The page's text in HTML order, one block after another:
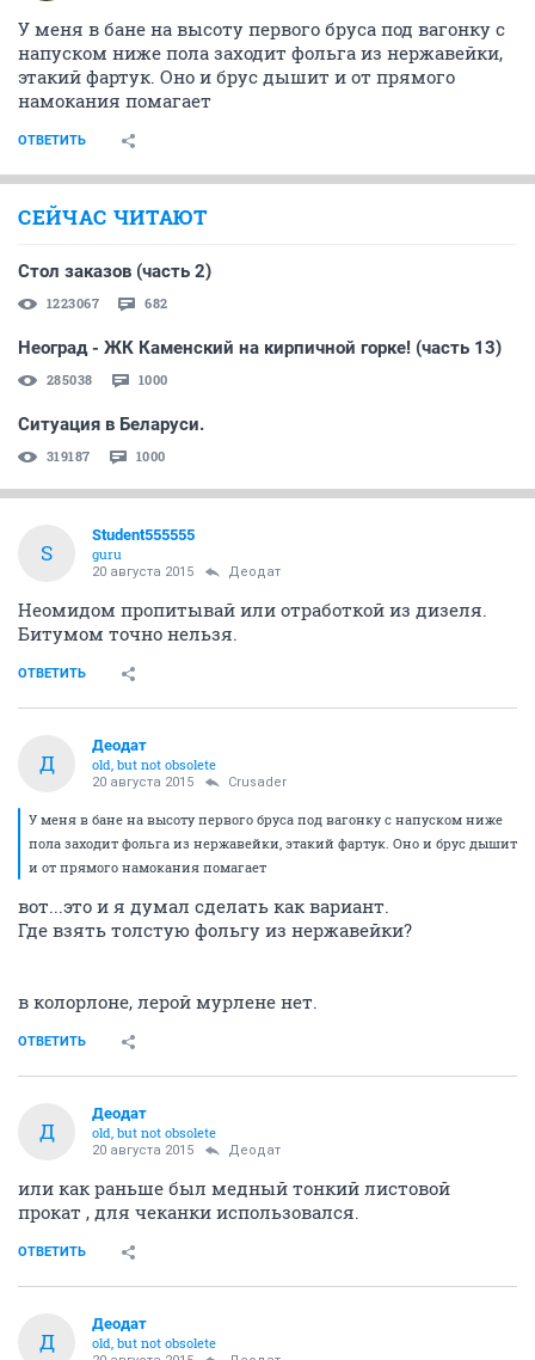
У меня в бане на высоту первого бруса под вагонку с
напуском ниже пола заходит фольга из нержавейки,
этакий фартук. Оно и брус дышит и от прямого
намокания помагает
ОТВЕТИТЬ
СЕЙЧАС ЧИТАЮТ
Стол заказов (часть 2)
1223067 682
Неоград - ЖК Каменский на кирпичной горке! (часть 13)
285038 1000
Ситуация в Беларуси.
319187 1000
S
Student555555
guru
20 августа 2015 Деодат
Неомидом пропитывай или отработкой из дизеля.
Битумом точно нельзя.
ОТВЕТИТЬ
Д
Деодат
old, but not obsolete
20 августа 2015 Crusader
У меня в бане на высоту первого бруса под вагонку с напуском ниже
пола заходит фольга из нержавейки, этакий фартук. Оно и брус дышит
и от прямого намокания помагает
вот...это и я думал сделать как вариант.
Где взять толстую фольгу из нержавейки?
в колорлоне, лерой мурлене нет.
ОТВЕТИТЬ
Д
Деодат
old, but not obsolete
20 августа 2015 Деодат
или как раньше был медный тонкий листовой
прокат , для чеканки использовался.
ОТВЕТИТЬ
Д
Деодат
old, but not obsolete